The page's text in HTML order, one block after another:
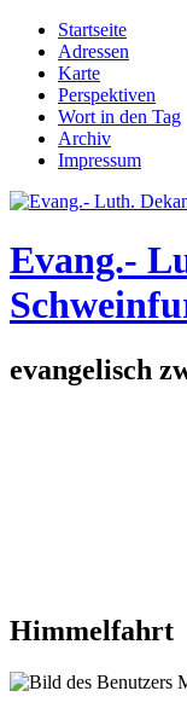
Direkt zum Inhalt
Hauptmenü
Startseite
Adressen
Karte
Perspektiven
Wort in den Tag
Archiv
Impressum
Evang.-
evangelisch
Himmelfahrt